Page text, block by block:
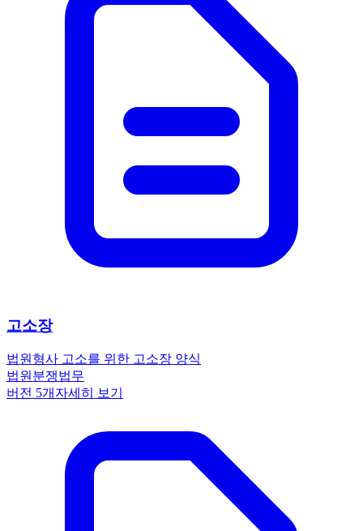
고소장
법원 형사 고소를 위한 고소장 양식
법원 분쟁법무
버전 5개 자세히 보기